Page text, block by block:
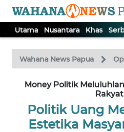
Utama Nusantara Khas
Wahana News Papua
Money Politik
Rakyat
Politik Uang
Estetika
TV
Tutup
UTAMA
NUSANTARA